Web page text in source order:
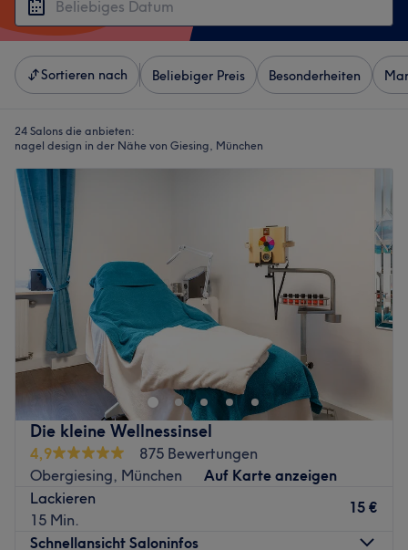
Sortieren nach Beliebiger Preis Besonderheiten
24 Salons die anbieten:
nagel design in der Nähe von Giesing, München
Die kleine Wellnessinsel
4,9
875 Bewertungen
Obergiesing, München
Auf Karte anzeigen
Lackieren
15 Min.
15 €
Schnellansicht Saloninfos